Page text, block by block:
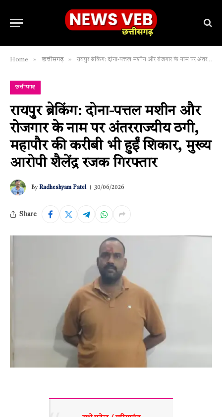
Home » छत्तीसगढ़ » रायपुर ब्रेकिंग: दोना-पत्तल मशीन और रोजगार के नाम पर अंतरराज्यीय ठगी, महापौर की करीबी भी हुईं शिकार, मुख्य आरोपी शैलेंद्र रजक गिरफ्तार
छत्तीसगढ़
रायपुर ब्रेकिंग: दोना-पत्तल मशीन और
रोजगार के नाम पर अंतरराज्यीय ठगी,
महापौर की करीबी भी हुईं शिकार, मुख्य
आरोपी शैलेंद्र रजक गिरफ्तार
By Radheshyam Patel 30/06/2026
Share